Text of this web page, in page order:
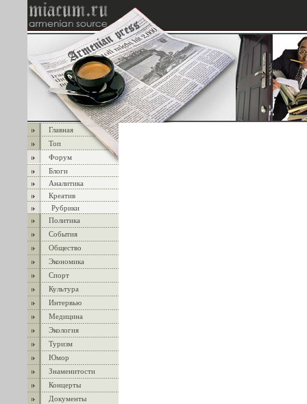
Главная
Топ
Форум
Блоги
Аналитика
Креатив
Рубрики
Политика
События
Общество
Экономика
Спорт
Культура
Интервью
Медицина
Экология
Туризм
Юмор
Знаменитости
Концерты
Документы